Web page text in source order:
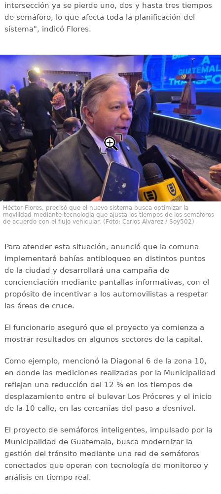
intersección ya se pierde uno, dos y hasta tres tiempos
de semáforo, lo que afecta toda la planificación del
sistema", indicó Flores.
Héctor Flores, precisó que el nuevo sistema busca optimizar la
movilidad mediante tecnología que ajusta los tiempos de los semáforos
de acuerdo con el flujo vehicular. (Foto: Carlos Alvarez / Soy502)
Para atender esta situación, anunció que la comuna
implementará bahías antibloqueo en distintos puntos
de la ciudad y desarrollará una campaña de
concienciación mediante pantallas informativas, con el
propósito de incentivar a los automovilistas a respetar
las áreas de cruce.
El funcionario aseguró que el proyecto ya comienza a
mostrar resultados en algunos sectores de la capital.
Como ejemplo, mencionó la Diagonal 6 de la zona 10,
en donde las mediciones realizadas por la Municipalidad
reflejan una reducción del 12 % en los tiempos de
desplazamiento entre el bulevar Los Próceres y el inicio
de la 10 calle, en las cercanías del paso a desnivel.
El proyecto de semáforos inteligentes, impulsado por la
Municipalidad de Guatemala, busca modernizar la
gestión del tránsito mediante una red de semáforos
conectados que operan con tecnología de monitoreo y
análisis en tiempo real.